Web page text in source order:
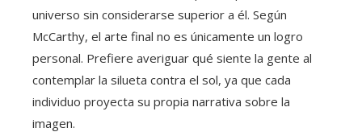
universo sin considerarse superior a él. Según
McCarthy, el arte final no es únicamente un logro
personal. Prefiere averiguar qué siente la gente al
contemplar la silueta contra el sol, ya que cada
individuo proyecta su propia narrativa sobre la
imagen.